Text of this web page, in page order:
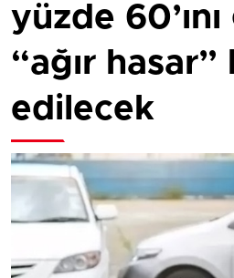
yüzde
“ağır hasar”
edilecek